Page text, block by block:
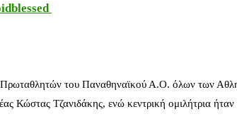
του Παναθηναϊκού Α.Ο. όλων των
Κώστας Τζανιδάκης, ενώ κεντρική ομιλήτρια